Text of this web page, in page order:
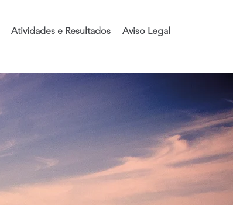
Atividades e Resultados Aviso Legal